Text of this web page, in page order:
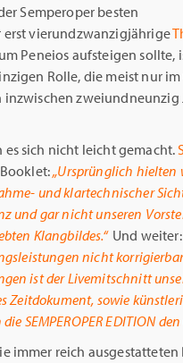
Semperoper besten
erst vierundzwanzigjährige
Peneios aufsteigen sollte,
Rolle, die meist nur
es sich nicht leicht gemacht.
„Ursprünglich
und klartechnischer
und gar nicht unseren
Klangbildes.“Und weiter:
nicht
ist der Livemitschnitt
Zeitdokument, sowie
SEMPEROPER EDITION
immer reich